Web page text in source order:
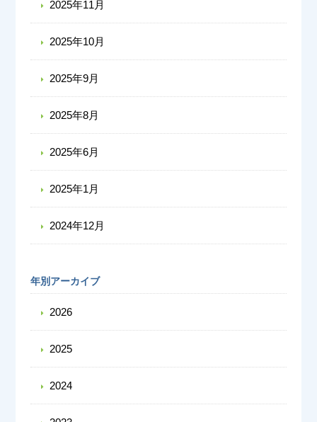
2025年11月
2025年10月
2025年9月
2025年8月
2025年6月
2025年1月
2024年12月
年別アーカイブ
2026
2025
2024